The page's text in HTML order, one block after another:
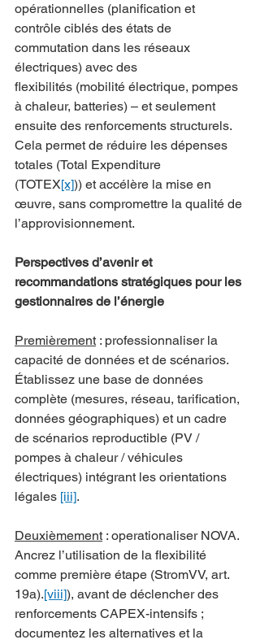
opérationnelles (planification et
contrôle ciblés des états de
commutation dans les réseaux
électriques) avec des
flexibilités (mobilité électrique, pompes
à chaleur, batteries) – et seulement
ensuite des renforcements structurels.
Cela permet de réduire les dépenses
totales (Total Expenditure
(TOTEX[x])) et accélère la mise en
œuvre, sans compromettre la qualité de
l’approvisionnement.
Perspectives d’avenir et
recommandations stratégiques pour les
gestionnaires de l’énergie
Premièrement : professionnaliser la
capacité de données et de scénarios.
Établissez une base de données
complète (mesures, réseau, tarification,
données géographiques) et un cadre
de scénarios reproductible (PV /
pompes à chaleur / véhicules
électriques) intégrant les orientations
légales [iii].
Deuxièmement : operationaliser NOVA.
Ancrez l’utilisation de la flexibilité
comme première étape (StromVV, art.
19a).[viii]), avant de déclencher des
renforcements CAPEX-intensifs ;
documentez les alternatives et la